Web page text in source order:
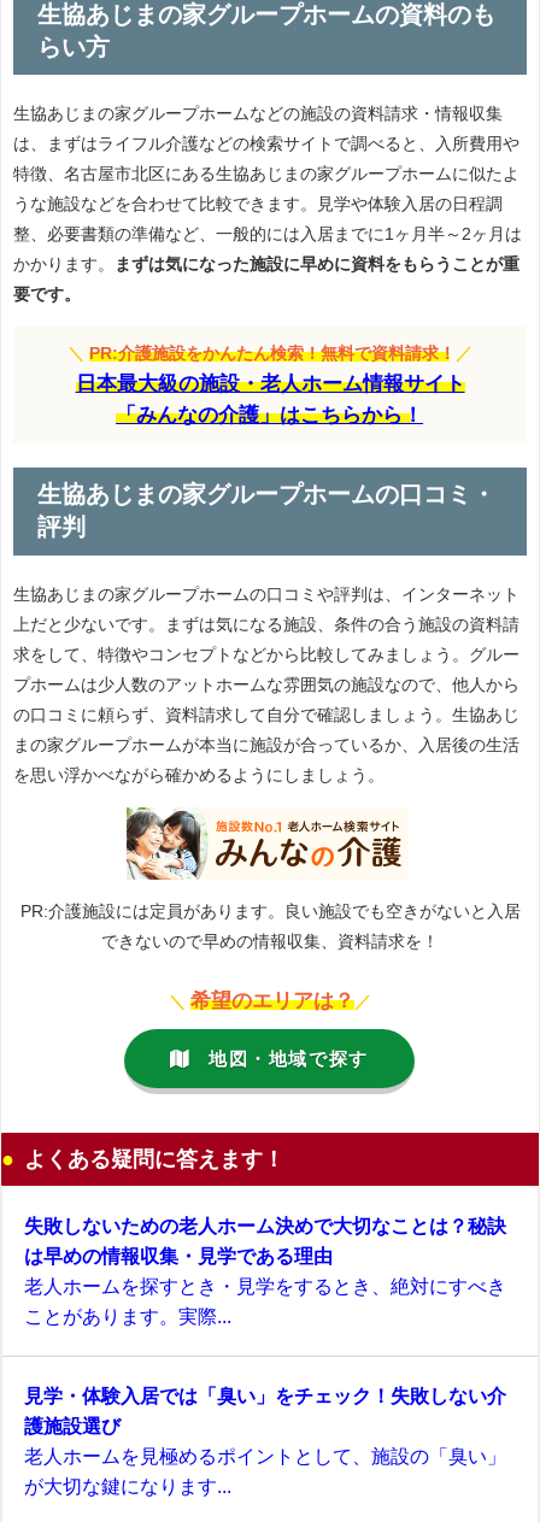
生協あじまの家グループホームの資料のも
らい方
生協あじまの家グループホームなどの施設の資料請求・情報収集
は、まずはライフル介護などの検索サイトで調べると、入所費用や
特徴、名古屋市北区にある生協あじまの家グループホームに似たよ
うな施設などを合わせて比較できます。見学や体験入居の日程調
整、必要書類の準備など、一般的には入居までに1ヶ月半～2ヶ月は
かかります。
まずは気になった施設に早めに資料をもらうことが重
要です。
＼ PR:介護施設をかんたん検索！無料で資料請求！ ／
日本最大級の施設・老人ホーム情報サイト
「みんなの介護」はこちらから！
生協あじまの家グループホームの口コミ・
評判
生協あじまの家グループホームの口コミや評判は、インターネット
上だと少ないです。まずは気になる施設、条件の合う施設の資料請
求をして、特徴やコンセプトなどから比較してみましょう。グルー
プホームは少人数のアットホームな雰囲気の施設なので、他人から
の口コミに頼らず、資料請求して自分で確認しましょう。生協あじ
まの家グループホームが本当に施設が合っているか、入居後の生活
を思い浮かべながら確かめるようにしましょう。
PR:介護施設には定員があります。良い施設でも空きがないと入居
できないので早めの情報収集、資料請求を！
＼ 希望のエリアは？ ／
地図・地域で探す
よくある疑問に答えます！
失敗しないための老人ホーム決めで大切なことは？秘訣
は早めの情報収集・見学である理由
老人ホームを探すとき・見学をするとき、絶対にすべき
ことがあります。実際...
見学・体験入居では「臭い」をチェック！失敗しない介
護施設選び
老人ホームを見極めるポイントとして、施設の「臭い」
が大切な鍵になります...